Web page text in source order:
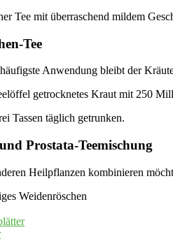
Tee mit überraschend mildem
Tee
Anwendung bleibt der
getrocknetes Kraut mit 250
Tassen täglich getrunken.
Prostata-Teemischung
Heilpflanzen kombinieren
Weidenröschen